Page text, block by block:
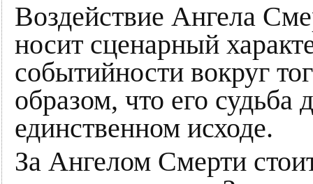
Воздействие Ангела
носит сценарный
событийности вокруг
образом, что его судьба
единственном исходе.
За Ангелом Смерти